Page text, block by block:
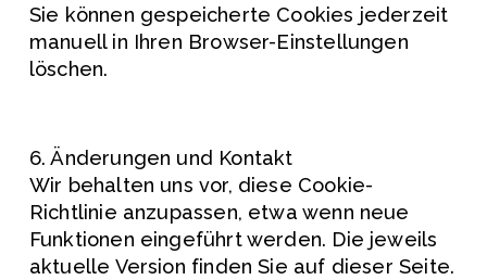
Sie können gespeicherte Cookies jederzeit
manuell in Ihren Browser-Einstellungen
löschen.
6. Änderungen und Kontakt
Wir behalten uns vor, diese Cookie-
Richtlinie anzupassen, etwa wenn neue
Funktionen eingeführt werden. Die jeweils
aktuelle Version finden Sie auf dieser Seite.